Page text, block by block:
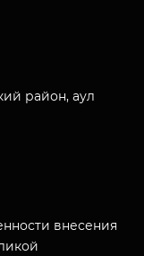
район, аул
внесения